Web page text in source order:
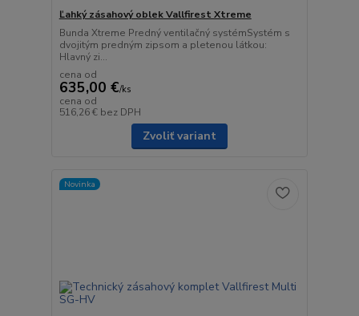
Ľahký zásahový oblek Vallfirest Xtreme
Bunda Xtreme Predný ventilačný systémSystém s
dvojitým predným zipsom a pletenou látkou:
Hlavný zi...
cena od
635,00 €/ks
cena od
516,26 € bez DPH
Zvoliť variant
Novinka